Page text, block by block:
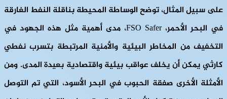
على سبيل المثال، توضح الوساطة المحيطة بناقلة النفط الغارقة
في البحر الأحمر، FSO Safer، مدى أهمية مثل هذه الجهود في
التخفيف من المخاطر البيئية والأمنية المرتبطة بتسرب نفطي
كارثي يمكن أن يخلف عواقب بيئية واقتصادية بعيدة المدى. ومن
الأمثلة الأخرى صفقة الحبوب في البحر الأسود، التي تم التوصل